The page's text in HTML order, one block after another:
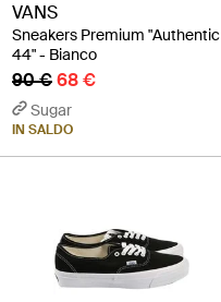
VANS
Sneakers Premium "Authentic
44" - Bianco
90 €68 €
Sugar
IN SALDO